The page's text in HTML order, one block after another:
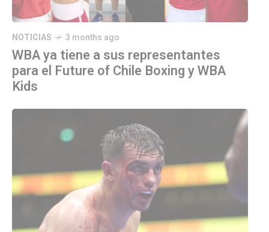
NOTICIAS 3 months ago
WBA ya tiene a sus representantes
para el Future of Chile Boxing y WBA
Kids